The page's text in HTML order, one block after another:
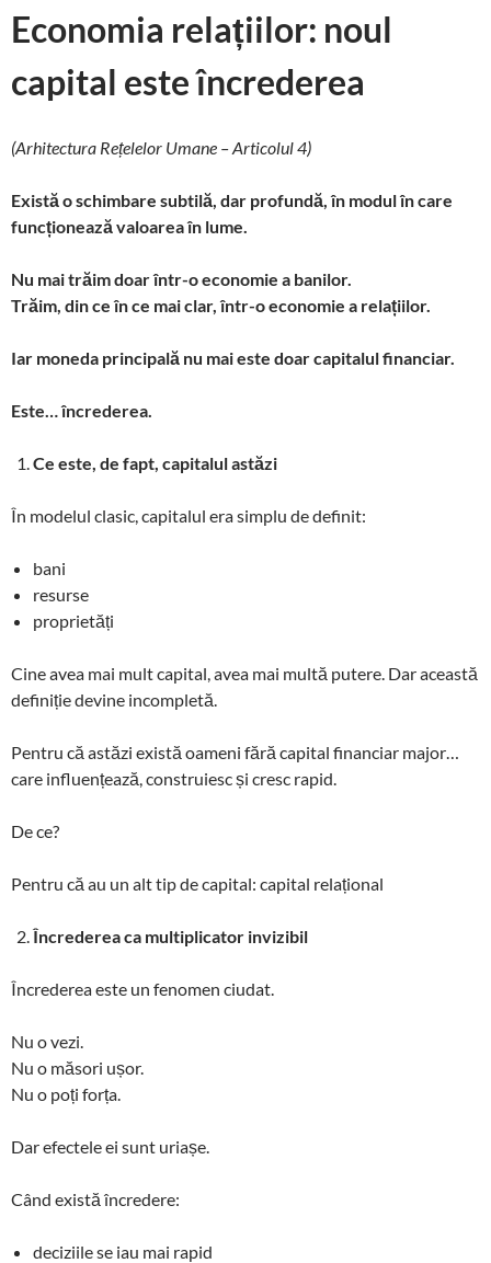
e
b
o
o
itt
er
k
e
dI
n
er
es
t
m
bl
r
gg
er
e
a
ds
a
p
c
Economia relațiilor: noul
capital este încrederea
(Arhitectura Rețelelor Umane – Articolul 4)
Există o schimbare subtilă, dar profundă, în modul în care
funcționează valoarea în lume.
Nu mai trăim doar într-o economie a banilor.
Trăim, din ce în ce mai clar, într-o economie a relațiilor.
Iar moneda principală nu mai este doar capitalul financiar.
Este… încrederea.
Ce este, de fapt, capitalul astăzi
În modelul clasic, capitalul era simplu de definit:
bani
resurse
proprietăți
Cine avea mai mult capital, avea mai multă putere. Dar această
definiție devine incompletă.
Pentru că astăzi există oameni fără capital financiar major…
care influențează, construiesc și cresc rapid.
De ce?
Pentru că au un alt tip de capital: capital relațional
Încrederea ca multiplicator invizibil
Încrederea este un fenomen ciudat.
Nu o vezi.
Nu o măsori ușor.
Nu o poți forța.
Dar efectele ei sunt uriașe.
Când există încredere:
deciziile se iau mai rapid